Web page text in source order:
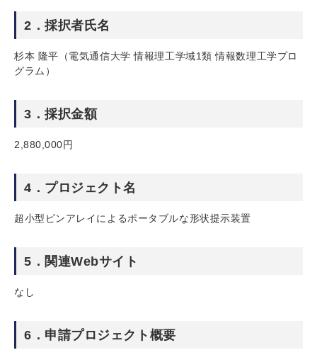
2．採択者氏名
杉本 隆平（電気通信大学 情報理工学域1類 情報数理工学プロ
グラム）
3．採択金額
2,880,000円
4．プロジェクト名
超小型ピンアレイによるポータブルな形状提示装置
5．関連Webサイト
なし
6．申請プロジェクト概要